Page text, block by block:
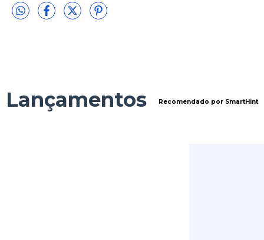
Lançamentos Recomendado por SmartHint